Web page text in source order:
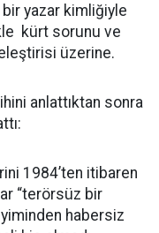
yazar kimliğiyle
kürt sorunu ve
eleştirisi üzerine.
anlattıktan sonra
1984’ten itibaren
“terörsüz bir
habersiz